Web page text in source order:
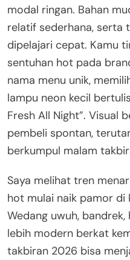
modal ringan. Bahan
relatif sederhana, serta
dipelajari cepat. Kamu
sentuhan hot pada
nama menu unik,
lampu neon kecil
Fresh All Night”. Visual
pembeli spontan,
berkumpul malam
Saya melihat tren
hot mulai naik pamor di
Wedang uwuh,
lebih modern berkat
takbiran 2026 bisa